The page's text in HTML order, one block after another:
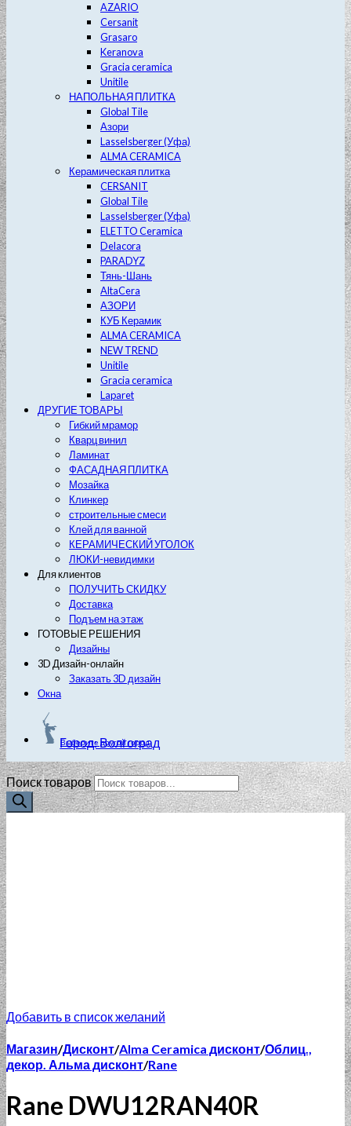
AZARIO
Cersanit
Grasaro
Keranova
Gracia ceramica
Unitile
НАПОЛЬНАЯ ПЛИТКА
Global Tile
Азори
Lasselsberger (Уфа)
ALMA CERAMICA
Керамическая плитка
CERSANIT
Global Tile
Lasselsberger (Уфа)
ELETTO Ceramica
Delacora
PARADYZ
Тянь-Шань
AltaCera
АЗОРИ
КУБ Керамик
ALMA CERAMICA
NEW TREND
Unitile
Gracia ceramica
Laparet
ДРУГИЕ ТОВАРЫ
Гибкий мрамор
Кварц винил
Ламинат
ФАСАДНАЯ ПЛИТКА
Мозайка
Клинкер
строительные смеси
Клей для ванной
КЕРАМИЧЕСКИЙ УГОЛОК
ЛЮКИ-невидимки
Для клиентов
ПОЛУЧИТЬ СКИДКУ
Доставка
Подъем на этаж
ГОТОВЫЕ РЕШЕНИЯ
Дизайны
3D Дизайн-онлайн
Заказать 3D дизайн
Окна
Город: Волгоград
Выберите другой город
Поиск товаров
Добавить в список желаний
Магазин/Дисконт/Alma Ceramica дисконт/Облиц.,
декор. Альма дисконт/Rane
Rane DWU12RAN40R